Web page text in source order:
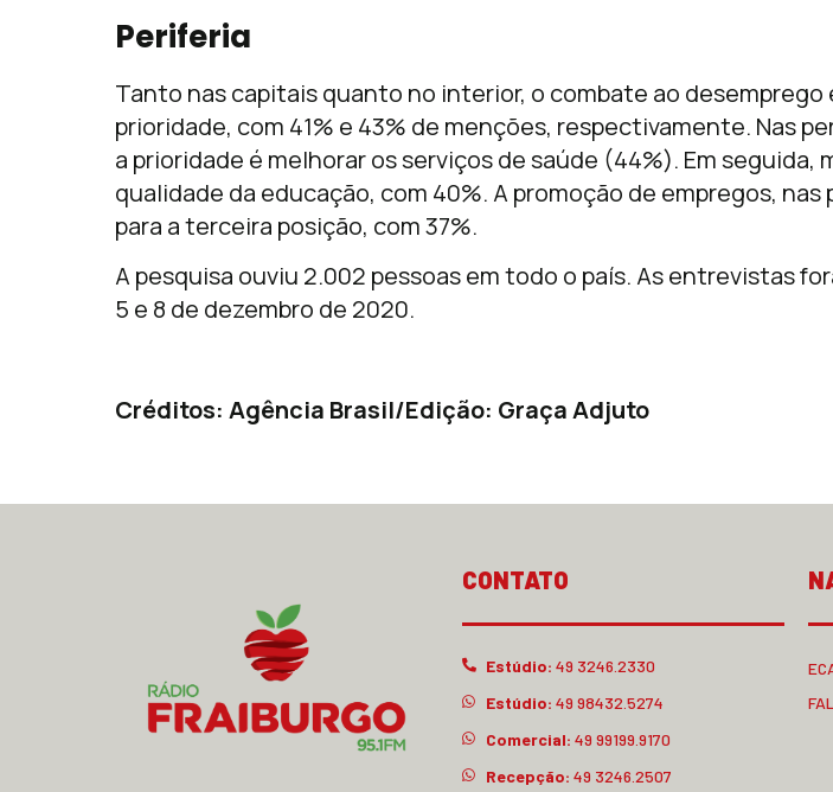
Periferia
Tanto nas capitais quanto no interior, o combate ao desemprego
prioridade, com 41% e 43% de menções, respectivamente. Nas
a prioridade é melhorar os serviços de saúde (44%). Em seguida,
qualidade da educação, com 40%. A promoção de empregos, nas
para a terceira posição, com 37%.
A pesquisa ouviu 2.002 pessoas em todo o país. As entrevistas
5 e 8 de dezembro de 2020.
Créditos: Agência Brasil/Edição: Graça Adjuto
CONTATO
Estúdio: 49 3246.2330
Estúdio: 49 98432.5274
Comercial: 49 99199.9170
Recepção: 49 3246.2507